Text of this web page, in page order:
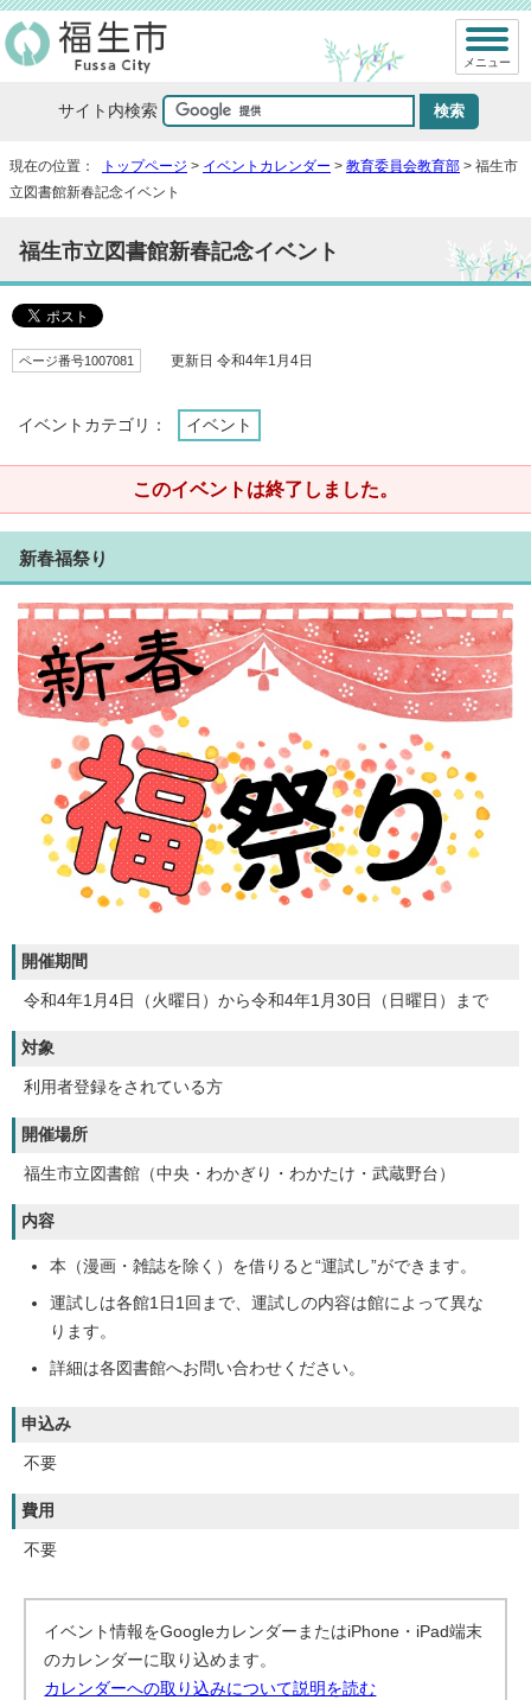
サイト内検索
メニュー
現在の位置： トップページ > イベントカレンダー > 教育委員会教育部 > 福生市
立図書館新春記念イベント
福生市立図書館新春記念イベント
ページ番号1007081 更新日 令和4年1月4日
イベントカテゴリ： イベント
このイベントは終了しました。
新春福祭り
開催期間
令和4年1月4日（火曜日）から令和4年1月30日（日曜日）まで
対象
利用者登録をされている方
開催場所
福生市立図書館（中央・わかぎり・わかたけ・武蔵野台）
内容
本（漫画・雑誌を除く）を借りると“運試し”ができます。
運試しは各館1日1回まで、運試しの内容は館によって異な
ります。
詳細は各図書館へお問い合わせください。
申込み
不要
費用
不要
イベント情報をGoogleカレンダーまたはiPhone・iPad端末
のカレンダーに取り込めます。
カレンダーへの取り込みについて説明を読む